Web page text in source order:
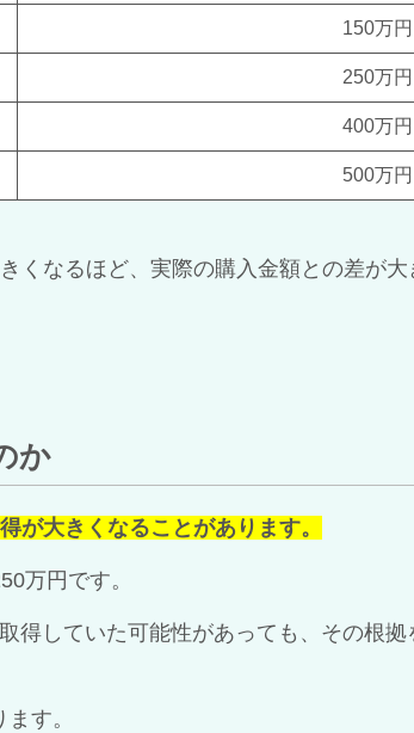
150万円
250万円
400万円
500万円
なるほど、実際の購入金額との差が大
か
が大きくなることがあります。
万円です。
得していた可能性があっても、その根拠
す。